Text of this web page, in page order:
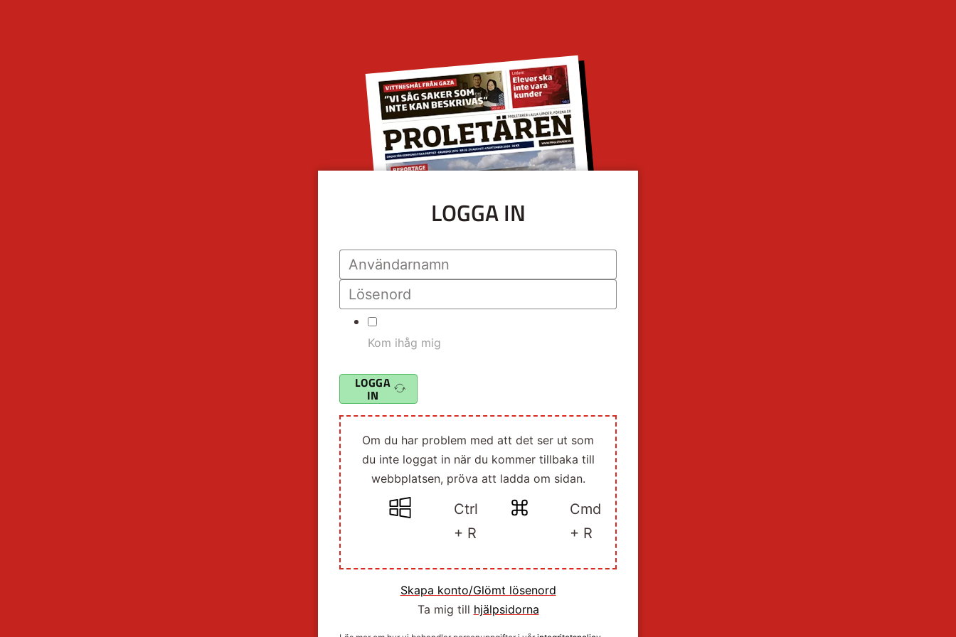
LOGGA IN
Kom ihåg mig
LOGGA
IN
Om du har problem med att det ser ut som
du inte loggat in när du kommer tillbaka till
webbplatsen, pröva att ladda om sidan.
Ctrl
+ R
Cmd
+ R
Skapa konto/Glömt lösenord
Ta mig till hjälpsidorna